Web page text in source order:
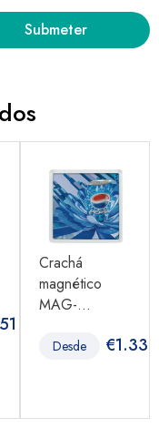
Crachá
magnético
MAG-...
Desde €1.33